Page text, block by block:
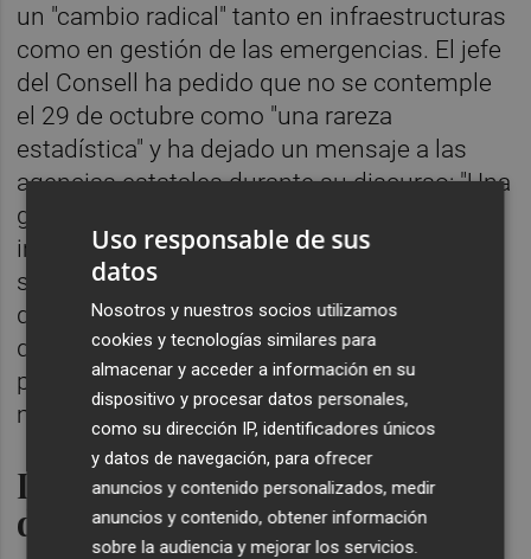
un "cambio radical" tanto en infraestructuras
como en gestión de las emergencias. El jefe
del Consell ha pedido que no se contemple
el 29 de octubre como "una rareza
estadística" y ha dejado un mensaje a las
agencias estatales durante su discurso: "Una
gestión eficaz de las emergencias es
imposible sin buena información". En este
sentido, ha explicado que el Consell pedirá
que estas instituciones analicen los datos
que aporten en bruto y detallen las
perspectivas que hay de evolución sobre los
mismos.
Inversión de 29.000 millones
de euros
Uso responsable de sus
datos
Nosotros y nuestros socios utilizamos
cookies y tecnologías similares para
almacenar y acceder a información en su
dispositivo y procesar datos personales,
como su dirección IP, identificadores únicos
y datos de navegación, para ofrecer
anuncios y contenido personalizados, medir
anuncios y contenido, obtener información
sobre la audiencia y mejorar los servicios.